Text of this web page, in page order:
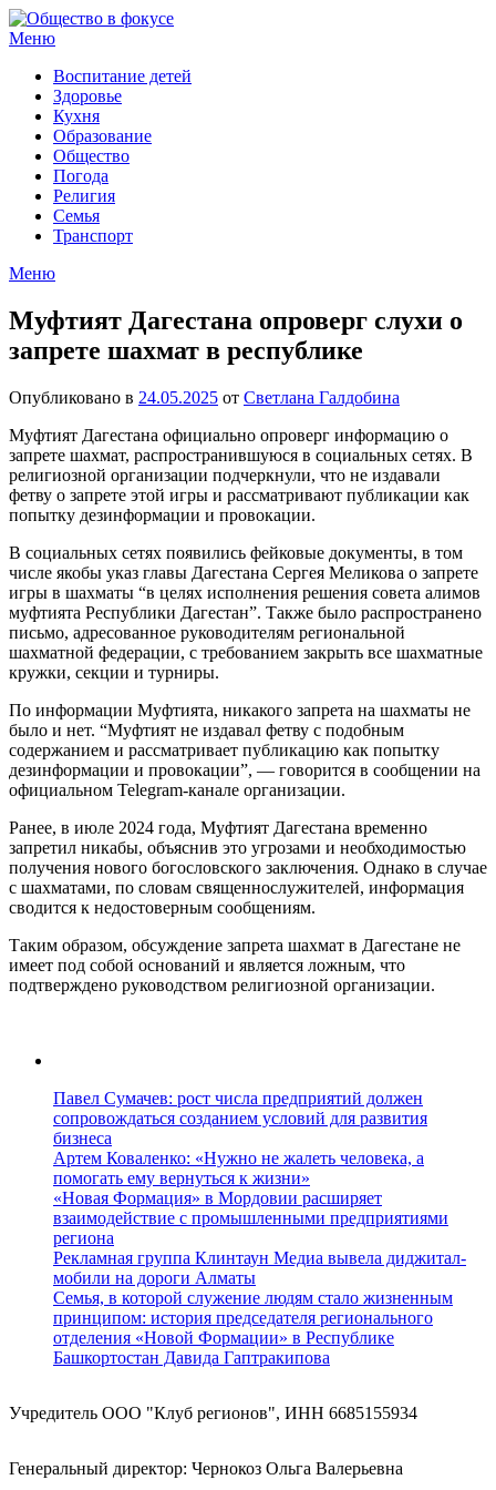
Перейти
к
Меню
Воспитание детей
Здоровье
Кухня
Образование
Общество
Погода
Религия
Семья
Транспорт
Меню
Муфтият Дагестана опроверг слухи о
запрете шахмат в республике
Опубликовано в 24.05.2025 от Светлана Галдобина
Муфтият Дагестана официально опроверг информацию о
запрете шахмат, распространившуюся в социальных сетях. В
религиозной организации подчеркнули, что не издавали
фетву о запрете этой игры и рассматривают публикации как
попытку дезинформации и провокации.
В социальных сетях появились фейковые документы, в том
числе якобы указ главы Дагестана Сергея Меликова о запрете
игры в шахматы “в целях исполнения решения совета алимов
муфтията Республики Дагестан”. Также было распространено
письмо, адресованное руководителям региональной
шахматной федерации, с требованием закрыть все шахматные
кружки, секции и турниры.
По информации Муфтията, никакого запрета на шахматы не
было и нет. “Муфтият не издавал фетву с подобным
содержанием и рассматривает публикацию как попытку
дезинформации и провокации”, — говорится в сообщении на
официальном Telegram-канале организации.
Ранее, в июле 2024 года, Муфтият Дагестана временно
запретил никабы, объяснив это угрозами и необходимостью
получения нового богословского заключения. Однако в случае
с шахматами, по словам священнослужителей, информация
сводится к недостоверным сообщениям.
Таким образом, обсуждение запрета шахмат в Дагестане не
имеет под собой оснований и является ложным, что
подтверждено руководством религиозной организации.
Павел Сумачев: рост числа предприятий должен
сопровождаться созданием условий для развития
бизнеса
Артем Коваленко: «Нужно не жалеть человека, а
помогать ему вернуться к жизни»
«Новая Формация» в Мордовии расширяет
взаимодействие с промышленными предприятиями
региона
Рекламная группа Клинтаун Медиа вывела диджитал-
мобили на дороги Алматы
Семья, в которой служение людям стало жизненным
принципом: история председателя регионального
отделения «Новой Формации» в Республике
Башкортостан Давида Гаптракипова
Учредитель ООО "Клуб регионов", ИНН 6685155934
Генеральный директор: Чернокоз Ольга Валерьевна